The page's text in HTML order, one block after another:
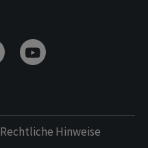
Rechtliche Hinweise